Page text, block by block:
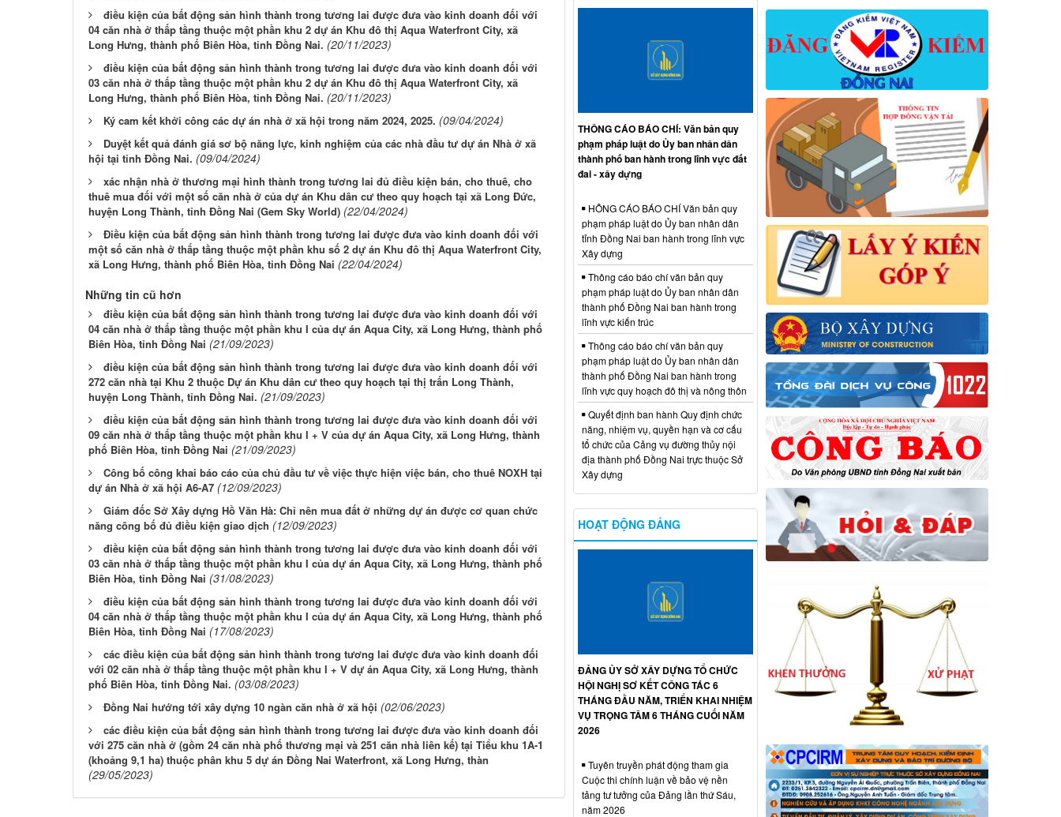
điều kiện của bất động sản hình thành trong tương lai được đưa vào kinh doanh đối với
04 căn nhà ở thấp tầng thuộc một phần khu 2 dự án Khu đô thị Aqua Waterfront City, xã
Long Hưng, thành phố Biên Hòa, tỉnh Đồng Nai. (20/11/2023)
điều kiện của bất động sản hình thành trong tương lai được đưa vào kinh doanh đối với
03 căn nhà ở thấp tầng thuộc một phần khu 2 dự án Khu đô thị Aqua Waterfront City, xã
Long Hưng, thành phố Biên Hòa, tỉnh Đồng Nai. (20/11/2023)
Ký cam kết khởi công các dự án nhà ở xã hội trong năm 2024, 2025. (09/04/2024)
Duyệt kết quả đánh giá sơ bộ năng lực, kinh nghiệm của các nhà đầu tư dự án Nhà ở xã
hội tại tỉnh Đồng Nai. (09/04/2024)
xác nhận nhà ở thương mại hình thành trong tương lai đủ điều kiện bán, cho thuê, cho
thuê mua đối với một số căn nhà ở của dự án Khu dân cư theo quy hoạch tại xã Long Đức,
huyện Long Thành, tỉnh Đồng Nai (Gem Sky World) (22/04/2024)
Điều kiện của bất động sản hình thành trong tương lai được đưa vào kinh doanh đối với
một số căn nhà ở thấp tầng thuộc một phần khu số 2 dự án Khu đô thị Aqua Waterfront City,
xã Long Hưng, thành phố Biên Hòa, tỉnh Đồng Nai (22/04/2024)
Những tin cũ hơn
điều kiện của bất động sản hình thành trong tương lai được đưa vào kinh doanh đối với
04 căn nhà ở thấp tầng thuộc một phần khu I của dự án Aqua City, xã Long Hưng, thành phố
Biên Hòa, tỉnh Đồng Nai (21/09/2023)
điều kiện của bất động sản hình thành trong tương lai được đưa vào kinh doanh đối với
272 căn nhà tại Khu 2 thuộc Dự án Khu dân cư theo quy hoạch tại thị trấn Long Thành,
huyện Long Thành, tỉnh Đồng Nai. (21/09/2023)
điều kiện của bất động sản hình thành trong tương lai được đưa vào kinh doanh đối với
09 căn nhà ở thấp tầng thuộc một phần khu I + V của dự án Aqua City, xã Long Hưng, thành
phố Biên Hòa, tỉnh Đồng Nai (21/09/2023)
Công bố công khai báo cáo của chủ đầu tư về việc thực hiện việc bán, cho thuê NOXH tại
dự án Nhà ở xã hội A6-A7 (12/09/2023)
Giám đốc Sở Xây dựng Hồ Văn Hà: Chỉ nên mua đất ở những dự án được cơ quan chức
năng công bố đủ điều kiện giao dịch (12/09/2023)
điều kiện của bất động sản hình thành trong tương lai được đưa vào kinh doanh đối với
03 căn nhà ở thấp tầng thuộc một phần khu I của dự án Aqua City, xã Long Hưng, thành phố
Biên Hòa, tỉnh Đồng Nai (31/08/2023)
điều kiện của bất động sản hình thành trong tương lai được đưa vào kinh doanh đối với
04 căn nhà ở thấp tầng thuộc một phần khu I của dự án Aqua City, xã Long Hưng, thành phố
Biên Hòa, tỉnh Đồng Nai (17/08/2023)
các điều kiện của bất động sản hình thành trong tương lai được đưa vào kinh doanh đối
với 02 căn nhà ở thấp tầng thuộc một phần khu I + V dự án Aqua City, xã Long Hưng, thành
phố Biên Hòa, tỉnh Đồng Nai. (03/08/2023)
Đồng Nai hướng tới xây dựng 10 ngàn căn nhà ở xã hội (02/06/2023)
các điều kiện của bất động sản hình thành trong tương lai được đưa vào kinh doanh đối
với 275 căn nhà ở (gồm 24 căn nhà phố thương mại và 251 căn nhà liên kế) tại Tiểu khu 1A-1
(khoảng 9,1 ha) thuộc phân khu 5 dự án Đồng Nai Waterfront, xã Long Hưng, thàn
(29/05/2023)
THÔNG CÁO BÁO CHÍ: Văn bản quy
phạm pháp luật do Ủy ban nhân dân
thành phố ban hành trong lĩnh vực đất
đai - xây dựng
HÔNG CÁO BÁO CHÍ Văn bản quy
phạm pháp luật do Ủy ban nhân dân
tỉnh Đồng Nai ban hành trong lĩnh vực
Xây dựng
Thông cáo báo chí văn bản quy
phạm pháp luật do Ủy ban nhân dân
thành phố Đồng Nai ban hành trong
lĩnh vực kiến trúc
Thông cáo báo chí văn bản quy
phạm pháp luật do Ủy ban nhân dân
thành phố Đồng Nai ban hành trong
lĩnh vực quy hoạch đô thị và nông thôn
Quyết định ban hành Quy định chức
năng, nhiệm vụ, quyền hạn và cơ cấu
tổ chức của Cảng vụ đường thủy nội
địa thành phố Đồng Nai trực thuộc Sở
Xây dựng
HOẠT ĐỘNG ĐẢNG
ĐẢNG ỦY SỞ XÂY DỰNG TỔ CHỨC
HỘI NGHỊ SƠ KẾT CÔNG TÁC 6
THÁNG ĐẦU NĂM, TRIỂN KHAI NHIỆM
VỤ TRỌNG TÂM 6 THÁNG CUỐI NĂM
2026
Tuyên truyền phát động tham gia
Cuộc thi chính luận về bảo vệ nền
tảng tư tưởng của Đảng lần thứ Sáu,
năm 2026